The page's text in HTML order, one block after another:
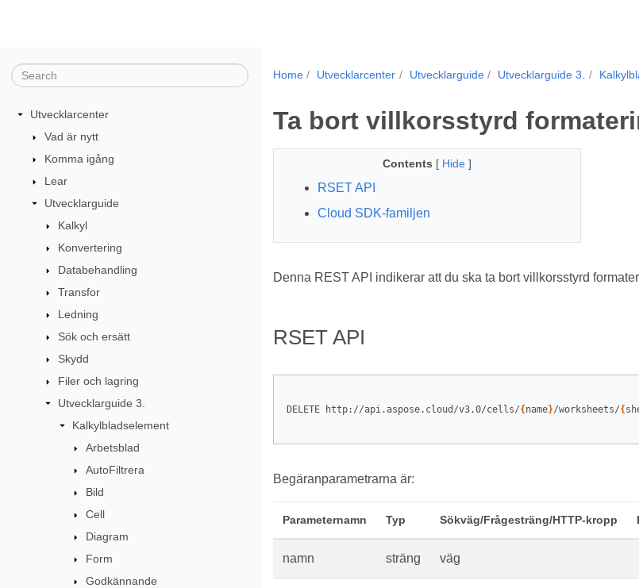
Utvecklarcenter
Vad är nytt
Komma igång
Lear
Utvecklarguide
Kalkyl
Konvertering
Databehandling
Transfor
Ledning
Sök och ersätt
Skydd
Filer och lagring
Utvecklarguide 3.
Kalkylbladselement
Arbetsblad
AutoFiltrera
Bild
Cell
Diagram
Form
Godkännande
Home Utvecklarcenter Utvecklarguide Utvecklarguide 3.
Ta bort villkorsstyrd
Contents [ Hide ]
RSET API
Cloud SDK-familjen
Denna REST API indikerar att du ska ta bort villkorsstyrd
RSET API
DELETE http://api.aspose.cloud/v3.0/cells/{ name}/worksheets/{
Begäranparametrarna är:
Parameternamn Typ Sökväg/Frågesträng/HTTP-kropp
namn sträng väg